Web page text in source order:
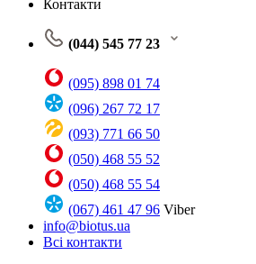
Контакти
(044) 545 77 23
(095) 898 01 74
(096) 267 72 17
(093) 771 66 50
(050) 468 55 52
(050) 468 55 54
(067) 461 47 96 Viber
info@biotus.ua
Всі контакти